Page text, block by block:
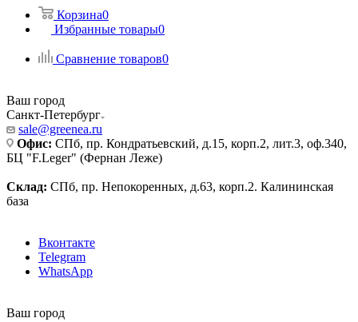
Корзина0
Избранные товары0
Сравнение товаров0
Ваш город
Санкт-Петербург
sale@greenea.ru
Офис: СПб, пр. Кондратьевский, д.15, корп.2, лит.3, оф.340,
БЦ "F.Leger" (Фернан Леже)
Склад: СПб, пр. Непокоренных, д.63, корп.2. Калининская
база
Вконтакте
Telegram
WhatsApp
Ваш город